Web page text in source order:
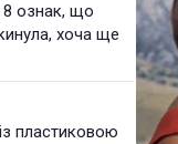
8 ознак, що
хоча ще
пластиковою